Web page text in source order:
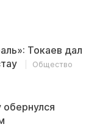
Токаев дал
Общество